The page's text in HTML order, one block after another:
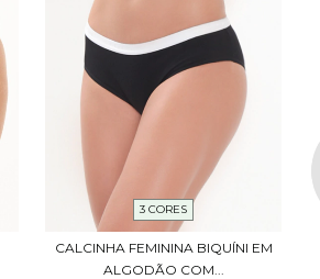
3 CORES
CALCINHA FEMININA BIQUÍNI EM
ALGODÃO COM...